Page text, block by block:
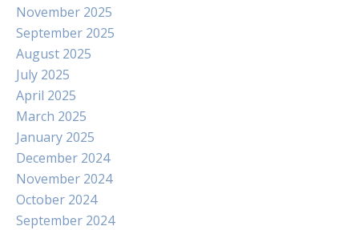
November 2025
September 2025
August 2025
July 2025
April 2025
March 2025
January 2025
December 2024
November 2024
October 2024
September 2024